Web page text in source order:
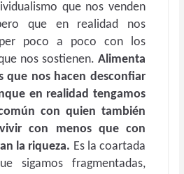
que nos venden
que en realidad nos
poco a poco con los
nos sostienen. Alimenta
que nos hacen desconfiar
en realidad tengamos
con quien también
con menos que con
la riqueza. Es la coartada
sigamos fragmentadas,